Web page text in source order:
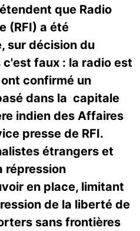
que Radio
(RFI) a été
sur décision du
faux : la radio est
confirmé un
dans la capitale
indien des Affaires
presse de RFI.
étrangers et
répression
en place, limitant
de la liberté de
sans frontières